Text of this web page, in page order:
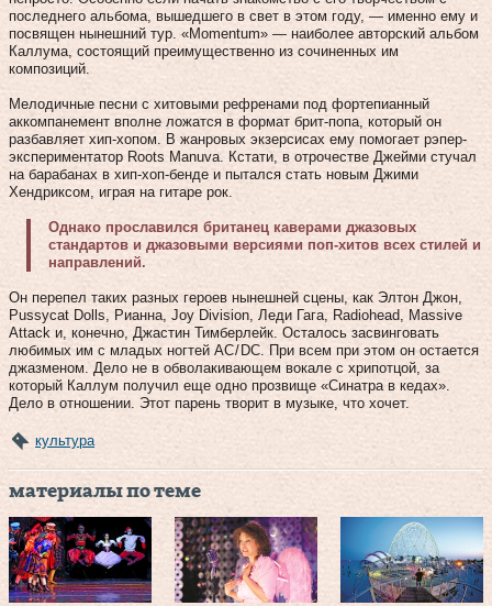
последнего альбома, вышедшего в свет в этом году, — именно ему и
посвящен нынешний тур. «Momentum» — наиболее авторский альбом
Каллума, состоящий преимущественно из сочиненных им
композиций.
Мелодичные песни с хитовыми рефренами под фортепианный
аккомпанемент вполне ложатся в формат брит-попа, который он
разбавляет хип-хопом. В жанровых экзерсисах ему помогает рэпер-
экспериментатор Roots Manuva. Кстати, в отрочестве Джейми стучал
на барабанах в хип-хоп-бенде и пытался стать новым Джими
Хендриксом, играя на гитаре рок.
Однако прославился британец каверами джазовых
стандартов и джазовыми версиями поп-хитов всех стилей и
направлений.
Он перепел таких разных героев нынешней сцены, как Элтон Джон,
Pussycat Dolls, Рианна, Joy Division, Леди Гага, Radiohead, Massive
Attack и, конечно, Джастин Тимберлейк. Осталось засвинговать
любимых им с младых ногтей AC / DC. При всем при этом он остается
джазменом. Дело не в обволакивающем вокале с хрипотцой, за
который Каллум получил еще одно прозвище «Синатра в кедах».
Дело в отношении. Этот парень творит в музыке, что хочет.
культура
материалы по теме